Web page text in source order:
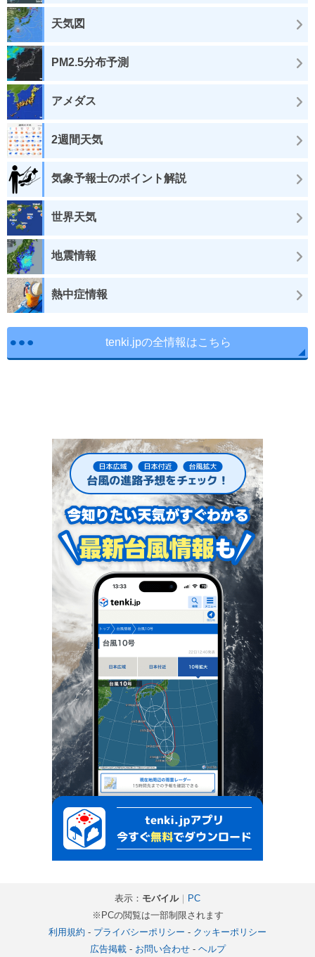
天気図
PM2.5分布予測
アメダス
2週間天気
気象予報士のポイント解説
世界天気
地震情報
熱中症情報
tenki.jpの全情報はこちら
表示： モバイル｜ PC
※PCの閲覧は一部制限されます
利用規約 - プライバシーポリシー - クッキーポリシー
広告掲載- お問い合わせ- ヘルプ